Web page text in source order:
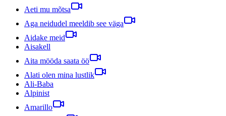
Aeti mu mõtsa
Aga neidudel meeldib see väga
Aidake meid
Aisakell
Aita mööda saata öö
Alati olen mina lustlik
Ali-Baba
Alpinist
Amarillo